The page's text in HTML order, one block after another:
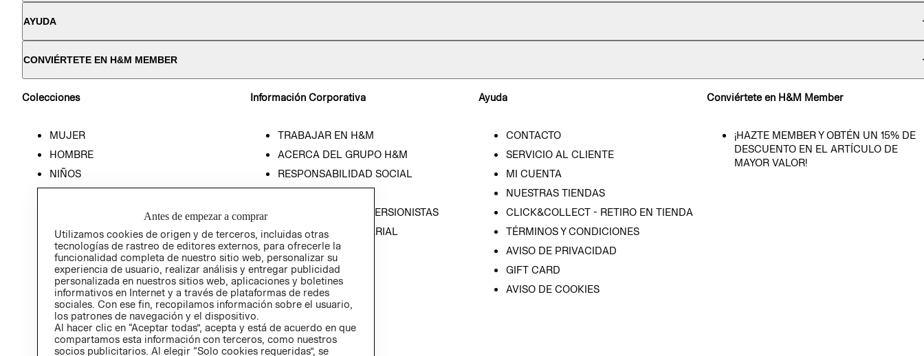
AYUDA
CONVIÉRTETE EN H&M MEMBER
Colecciones
MUJER
HOMBRE
NIÑOS
Información Corporativa
TRABAJAR EN H&M
ACERCA DEL GRUPO H&M
RESPONSABILIDAD SOCIAL
RELACIÓN CON INVERSIONISTAS
POLÍTICA EMPRESARIAL
Ayuda
CONTACTO
SERVICIO AL CLIENTE
MI CUENTA
NUESTRAS TIENDAS
CLICK&COLLECT - RETIRO EN TIENDA
TÉRMINOS Y CONDICIONES
AVISO DE PRIVACIDAD
GIFT CARD
AVISO DE COOKIES
Conviértete en H&M Member
¡HAZTE MEMBER Y OBTÉN UN 15% DE
DESCUENTO EN EL ARTÍCULO DE
MAYOR VALOR!
Antes de empezar a comprar
Utilizamos cookies de origen y de terceros, incluidas otras
tecnologías de rastreo de editores externos, para ofrecerle la
funcionalidad completa de nuestro sitio web, personalizar su
experiencia de usuario, realizar análisis y entregar publicidad
personalizada en nuestros sitios web, aplicaciones y boletines
informativos en Internet y a través de plataformas de redes
sociales. Con ese fin, recopilamos información sobre el usuario,
los patrones de navegación y el dispositivo.
Al hacer clic en “Aceptar todas”, acepta y está de acuerdo en que
compartamos esta información con terceros, como nuestros
socios publicitarios. Al elegir “Solo cookies requeridas”, se